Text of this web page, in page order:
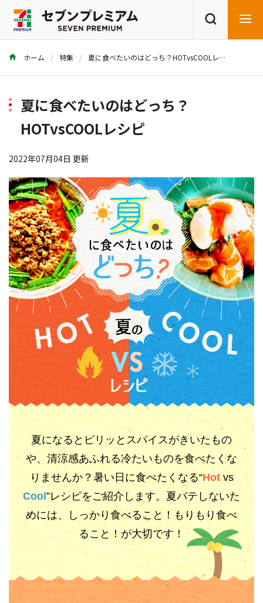
商品を探す レシピを探す
ホーム 特集 夏に食べたいのはどっち？HOTvsCOOLレシピ
夏に食べたいのはどっち？
HOTvsCOOLレシピ
2022年07月04日 更新
夏になるとピリッとスパイスがきいたもの
や、清涼感あふれる冷たいものを食べたくな
りませんか？暑い日に食べたくなる“Hotvs
Cool”レシピをご紹介します。夏バテしないた
めには、しっかり食べること！もりもり食べ
ること！が大切です！